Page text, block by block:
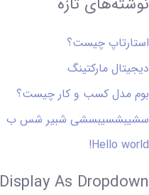
ت
ب
ر
ا
ی
استارتاپ چیست؟
دیجیتال مارکتینگ
بوم مدل کسب و کار چیست؟
سشیبشسیبسشی شبیر شس ب
Hello world!
Display As Dropdown